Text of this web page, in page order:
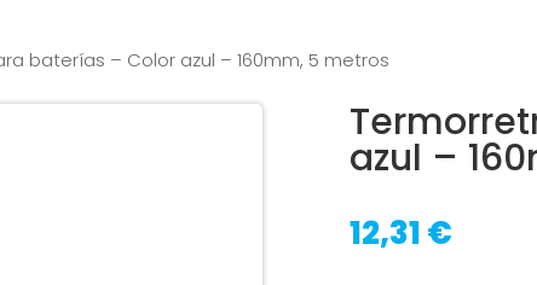
baterías – Color azul – 160mm, 5 metros
azul –
12,31€